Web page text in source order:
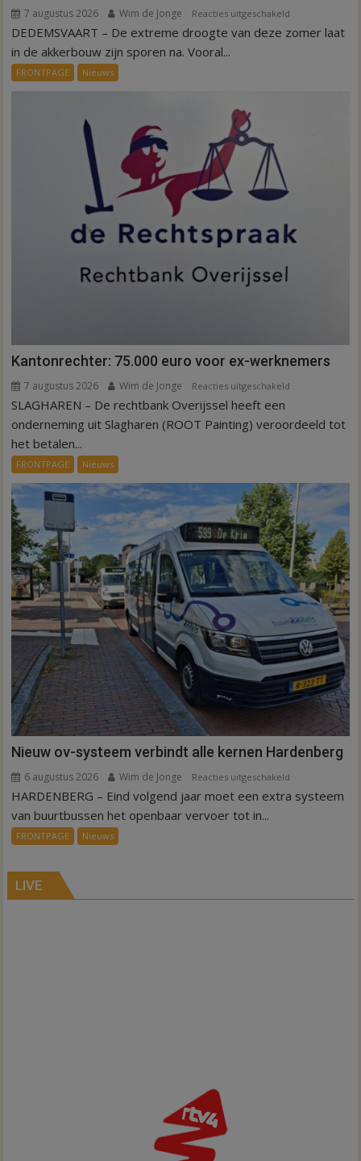
7 augustus 2026 Wim de Jonge Reacties uitgeschakeld
VIDEO
DEDEMSVAART – De extreme droogte van deze zomer laat
in de akkerbouw zijn sporen na. Vooral...
FRONTPAGE Nieuws
Kantonrechter: 75.000 euro voor ex-werknemers
7 augustus 2026 Wim de Jonge Reacties uitgeschakeld
75.000
werknemers
SLAGHAREN – De rechtbank Overijssel heeft een
onderneming uit Slagharen (ROOT Painting) veroordeeld tot
het betalen...
FRONTPAGE Nieuws
Nieuw ov-systeem verbindt alle kernen Hardenberg
6 augustus 2026 Wim de Jonge Reacties uitgeschakeld
Nieuw
Hardenberg
HARDENBERG – Eind volgend jaar moet een extra systeem
van buurtbussen het openbaar vervoer tot in...
FRONTPAGE Nieuws
LIVE